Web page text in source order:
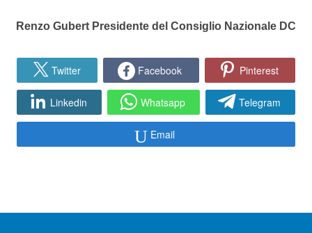
Renzo Gubert Presidente del Consiglio Nazionale DC
Twitter Facebook Pinterest
Linkedin Whatsapp Telegram
Email